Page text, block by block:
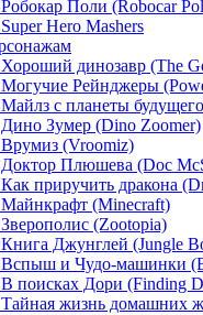
Поли (Robocar
Hero Mashers
динозавр (The
Рейнджеры
с планеты
Зумер (Dino Zoomer)
(Vroomiz)
Плюшева (Doc
приручить дракона
(Minecraft)
(Zootopia)
Джунглей (Jungle
и Чудо-машинки
поисках Дори (Finding
жизнь домашних